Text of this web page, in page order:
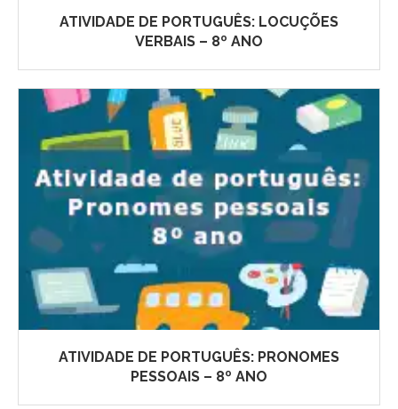
ATIVIDADE DE PORTUGUÊS: LOCUÇÕES
VERBAIS – 8º ANO
ATIVIDADE DE PORTUGUÊS: PRONOMES
PESSOAIS – 8º ANO